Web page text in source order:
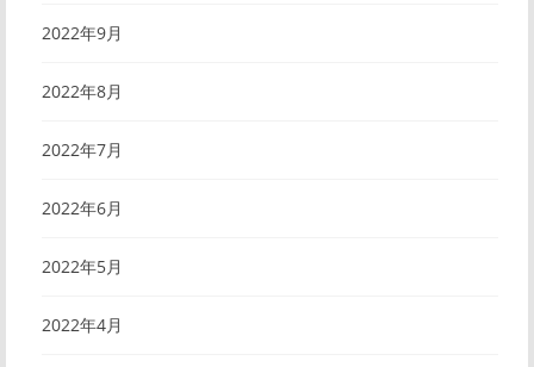
2022年9月
2022年8月
2022年7月
2022年6月
2022年5月
2022年4月